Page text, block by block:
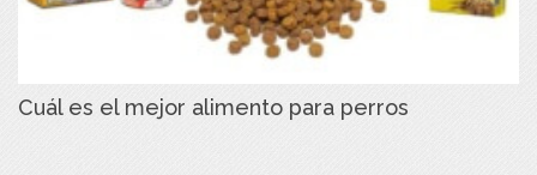
Cuál es el mejor alimento para perros